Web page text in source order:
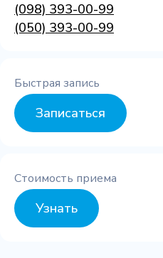
(098) 393-00-99
(050) 393-00-99
Быстрая запись
Записаться
Стоимость приема
Узнать